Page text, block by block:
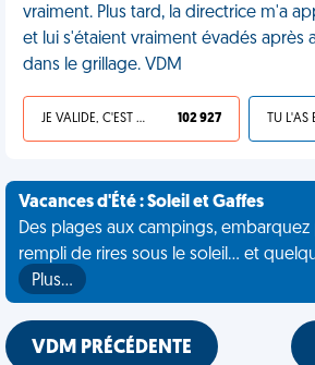
vraiment. Plus tard, la directrice m'a
et lui s'étaient vraiment évadés après
dans le grillage. VDM
JE VALIDE, C'EST UNE VDM 102 927
Vacances d'Été : Soleil et Gaffes
Des plages aux campings,
rempli de rires sous le soleil... et
Plus…
VDM PRÉCÉDENTE